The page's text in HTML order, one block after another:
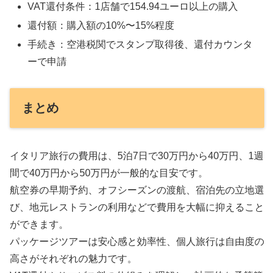
VAT還付条件：1店舗で154.94ユーロ以上の購入
還付額：購入額の10%〜15%程度
手続き：空港税関でスタンプ取得後、還付カウンタ
ーで申請
まとめ
イタリア旅行の費用は、5泊7日で30万円から40万円、1週
間で40万円から50万円が一般的な目安です。
航空券の早期予約、オフシーズンの渡航、宿泊先の立地選
び、地元レストランの利用などで費用を大幅に抑えること
ができます。
パッケージツアーは安心感と効率性、個人旅行は自由度の
高さがそれぞれの魅力です。